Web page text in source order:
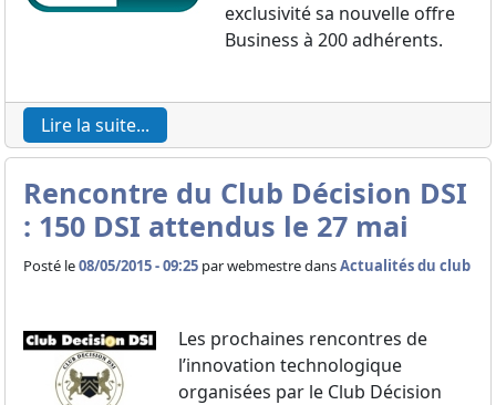
exclusivité sa nouvelle offre
Business à 200 adhérents.
Lire la suite...
Rencontre du Club Décision DSI
: 150 DSI attendus le 27 mai
Posté le08/05/2015 - 09:25 parwebmestre dansActualités du club
Les prochaines rencontres de
l’innovation technologique
organisées par le Club Décision